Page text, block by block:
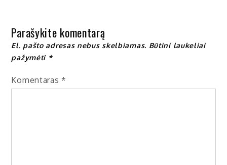
Parašykite komentarą
El. pašto adresas nebus skelbiamas. Būtini laukeliai
pažymėti *
Komentaras *